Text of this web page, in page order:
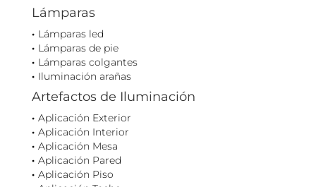
Lámparas
Lámparas led
Lámparas de pie
Lámparas colgantes
Iluminación arañas
Artefactos de Iluminación
Aplicación Exterior
Aplicación Interior
Aplicación Mesa
Aplicación Pared
Aplicación Piso